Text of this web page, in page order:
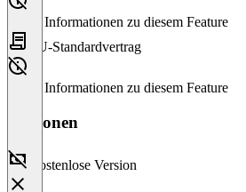
Keine Informationen zu diesem Feature
EU-Standardvertrag
Keine Informationen zu diesem Feature
Versionen
Kostenlose Version